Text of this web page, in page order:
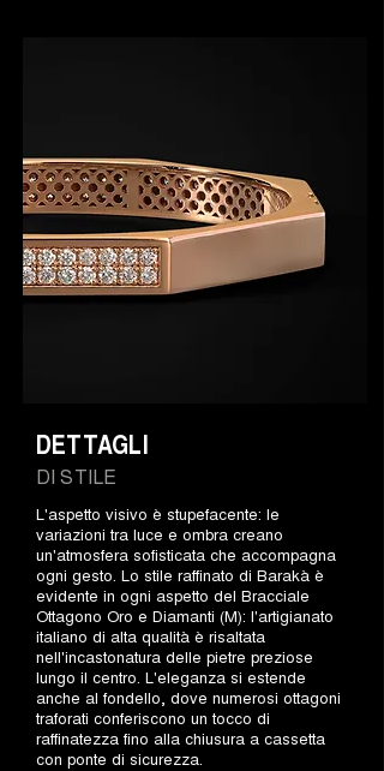
DI STILE
DETTAGLI
L'aspetto visivo è stupefacente: le
variazioni tra luce e ombra creano
un'atmosfera sofisticata che accompagna
ogni gesto. Lo stile raffinato di Barakà è
evidente in ogni aspetto del Bracciale
Ottagono Oro e Diamanti (M): l'artigianato
italiano di alta qualità è risaltata
nell'incastonatura delle pietre preziose
lungo il centro. L'eleganza si estende
anche al fondello, dove numerosi ottagoni
traforati conferiscono un tocco di
raffinatezza fino alla chiusura a cassetta
con ponte di sicurezza.